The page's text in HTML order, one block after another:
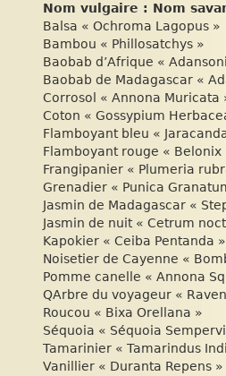
Nom vulgaire : Nom
Balsa « Ochroma Lagopus »
Bambou « Phillosatchys »
Baobab d’Afrique «
Baobab de Madagascar «
Corrosol « Annona Muricata
Coton « Gossypium
Flamboyant bleu «
Flamboyant rouge « Belonix
Frangipanier « Plumeria
Grenadier « Punica
Jasmin de Madagascar «
Jasmin de nuit « Cetrum
Kapokier « Ceiba Pentanda »
Noisetier de Cayenne «
Pomme canelle « Annona
QArbre du voyageur «
Roucou « Bixa Orellana »
Séquoia « Séquoia
Tamarinier « Tamarindus
Vanillier « Duranta Repens »